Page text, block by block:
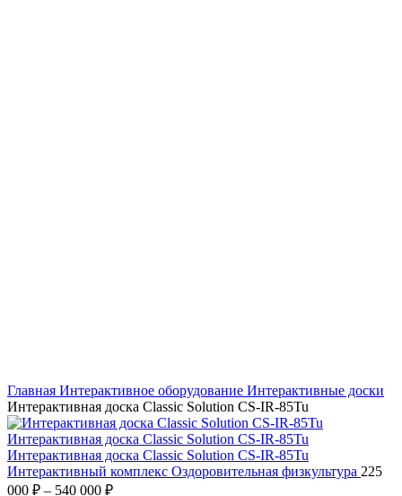
Главная Интерактивное оборудование Интерактивные доски
Интерактивная доска Classic Solution CS-IR-85Tu
Интерактивный комплекс Оздоровительная физкультура 225
000 ₽ – 540 000 ₽